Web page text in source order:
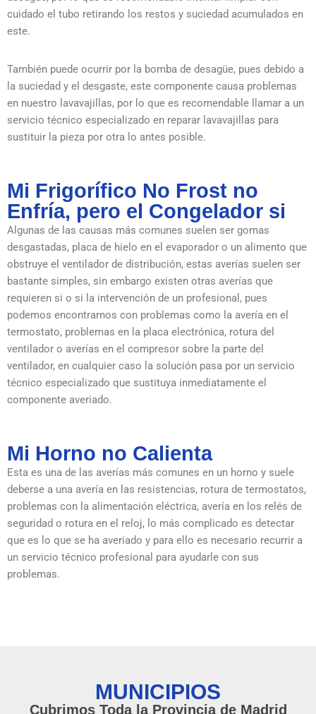
cuidado el tubo retirando los restos y suciedad acumulados en
este.
También puede ocurrir por la bomba de desagüe, pues debido a
la suciedad y el desgaste, este componente causa problemas
en nuestro lavavajillas, por lo que es recomendable llamar a un
servicio técnico especializado en reparar lavavajillas para
sustituir la pieza por otra lo antes posible.
Mi Frigorífico No Frost no
Enfría, pero el Congelador si
Algunas de las causas más comunes suelen ser gomas
desgastadas, placa de hielo en el evaporador o un alimento que
obstruye el ventilador de distribución, estas averías suelen ser
bastante simples, sin embargo existen otras averías que
requieren si o si la intervención de un profesional, pues
podemos encontrarnos con problemas como la avería en el
termostato, problemas en la placa electrónica, rotura del
ventilador o averías en el compresor sobre la parte del
ventilador, en cualquier caso la solución pasa por un servicio
técnico especializado que sustituya inmediatamente el
componente averiado.
Mi Horno no Calienta
Esta es una de las averías más comunes en un horno y suele
deberse a una avería en las resistencias, rotura de termostatos,
problemas con la alimentación eléctrica, avería en los relés de
seguridad o rotura en el reloj, lo más complicado es detectar
que es lo que se ha averiado y para ello es necesario recurrir a
un servicio técnico profesional para ayudarle con sus
problemas.
MUNICIPIOS
Cubrimos Toda la Provincia de Madrid